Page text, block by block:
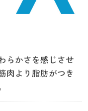
らかさを感じさせ
肉より脂肪がつき